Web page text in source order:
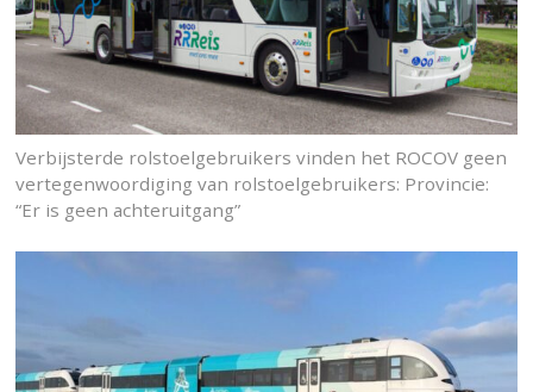
Verbijsterde rolstoelgebruikers vinden het ROCOV geen
vertegenwoordiging van rolstoelgebruikers: Provincie:
“Er is geen achteruitgang”